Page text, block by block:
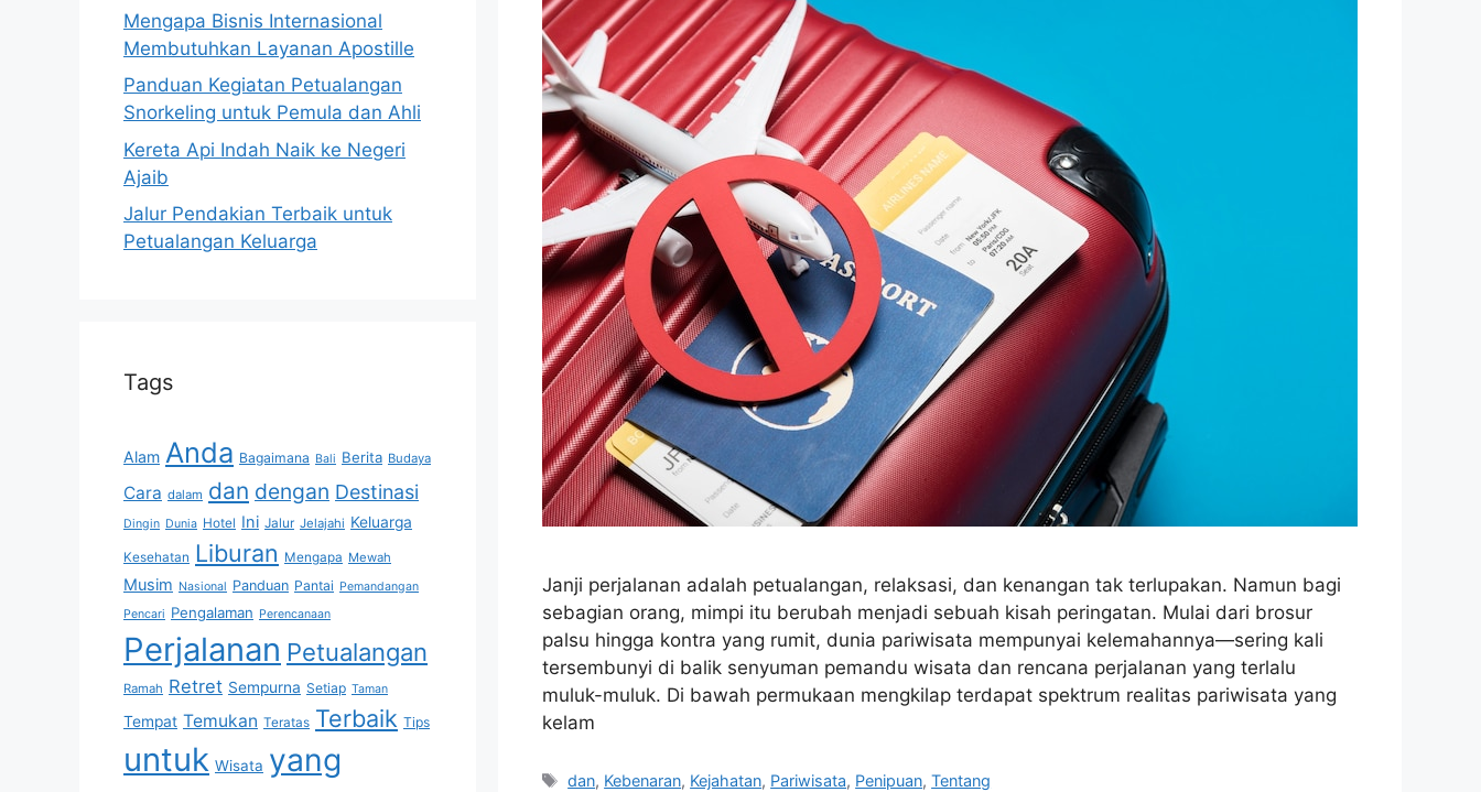
Janji perjalanan adalah petualangan, relaksasi, dan kenangan tak terlupakan. Namun bagi
sebagian orang, mimpi itu berubah menjadi sebuah kisah peringatan. Mulai dari brosur
palsu hingga kontra yang rumit, dunia pariwisata mempunyai kelemahannya—sering kali
tersembunyi di balik senyuman pemandu wisata dan rencana perjalanan yang terlalu
muluk-muluk. Di bawah permukaan mengkilap terdapat spektrum realitas pariwisata yang
kelam
Tags
dan, Kebenaran, Kejahatan, Pariwisata, Penipuan,Tentang
Mengapa Bisnis Internasional
Membutuhkan Layanan Apostille
Panduan Kegiatan Petualangan
Snorkeling untuk Pemula dan Ahli
Kereta Api Indah Naik ke Negeri
Ajaib
Jalur Pendakian Terbaik untuk
Petualangan Keluarga
Tags
Alam Anda Bagaimana Bali Berita Budaya
Cara dalam dan dengan Destinasi
Dingin Dunia Hotel Ini Jalur Jelajahi Keluarga
Kesehatan Liburan Mengapa Mewah
Musim Nasional Panduan Pantai Pemandangan
Pencari Pengalaman Perencanaan
Perjalanan Petualangan
Ramah Retret Sempurna Setiap Taman
Tempat Temukan Teratas Terbaik Tips
untuk Wisata yang